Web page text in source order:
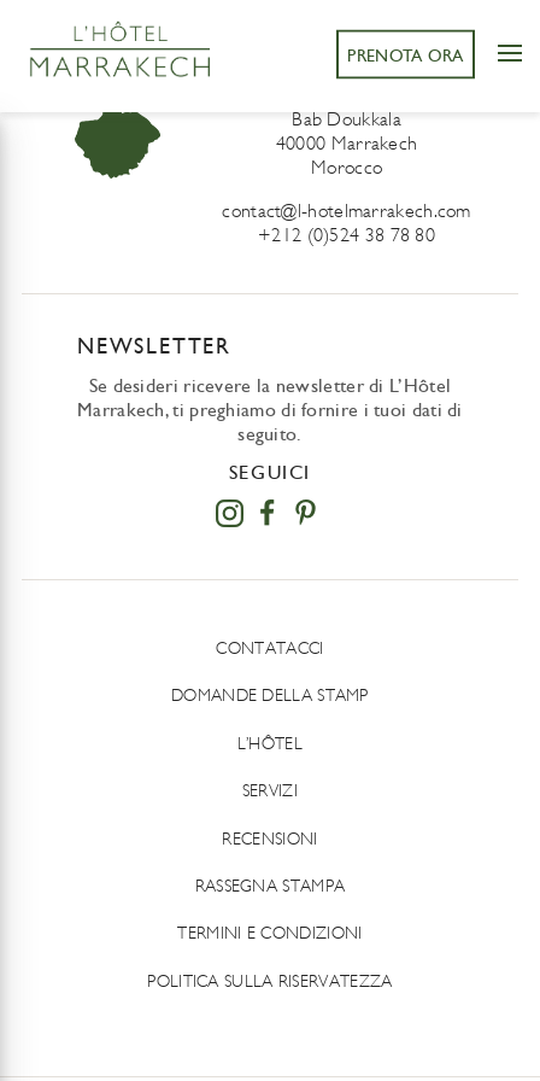
PRENOTA ORA
L’Hôtel Marrakech
Bab Doukkala
40000 Marrakech
Morocco
contact@l-hotelmarrakech.com
+212 (0)524 38 78 80
NEWSLETTER
Se desideri ricevere la newsletter di L’Hôtel
Marrakech, ti preghiamo di fornire i tuoi dati di
seguito.
SEGUICI
CONTATACCI
DOMANDE DELLA STAMP
L’HÔTEL
SERVIZI
RECENSIONI
RASSEGNA STAMPA
TERMINI E CONDIZIONI
POLITICA SULLA RISERVATEZZA